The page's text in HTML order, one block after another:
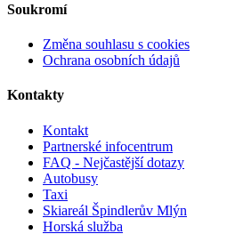
Soukromí
Změna souhlasu s cookies
Ochrana osobních údajů
Kontakty
Kontakt
Partnerské infocentrum
FAQ - Nejčastější dotazy
Autobusy
Taxi
Skiareál Špindlerův Mlýn
Horská služba